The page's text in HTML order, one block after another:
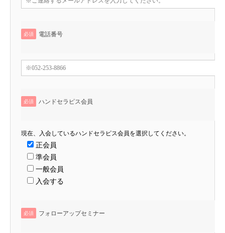
必須 電話番号
必須 ハンドセラピス会員
現在、入会しているハンドセラピス会員を選択してください。
正会員
準会員
一般会員
入会する
必須 フォローアップセミナー